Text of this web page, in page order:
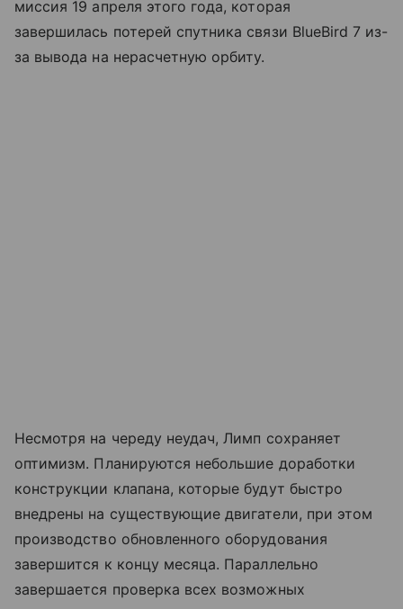
миссия 19 апреля этого года, которая
завершилась потерей спутника связи BlueBird 7 из-
за вывода на нерасчетную орбиту.
Несмотря на череду неудач, Лимп сохраняет
оптимизм. Планируются небольшие доработки
конструкции клапана, которые будут быстро
внедрены на существующие двигатели, при этом
производство обновленного оборудования
завершится к концу месяца. Параллельно
завершается проверка всех возможных